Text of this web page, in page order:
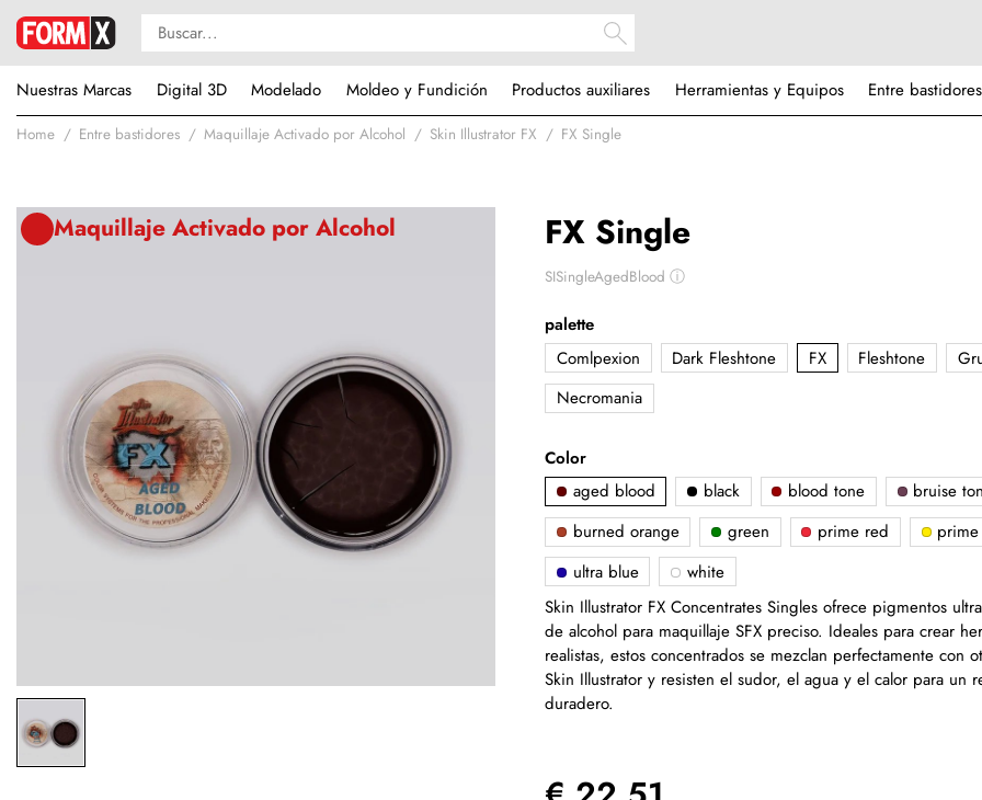
Nuestras Marcas Digital 3D Modelado Moldeo y Fundición Productos auxiliares Herramientas y Equipos Entre bastidores
Home Entre bastidores Maquillaje Activado por Alcohol Skin Illustrator FX FX Single
FX Single
SISingleAgedBloodⓘ
Maquillaje Activado por Alcohol
palette
Comlpexion
Dark Fleshtone FX Fleshtone
Necromania
Color
aged blood
black blood tone
bruise
burned orange
green prime red
ultra blue
white
Skin Illustrator FX Concentrates Singles ofrece pigmentos
de alcohol para maquillaje SFX preciso. Ideales para crear
realistas, estos concentrados se mezclan perfectamente con
Skin Illustrator y resisten el sudor, el agua y el calor para un
duradero.